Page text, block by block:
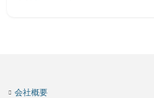
会社概要